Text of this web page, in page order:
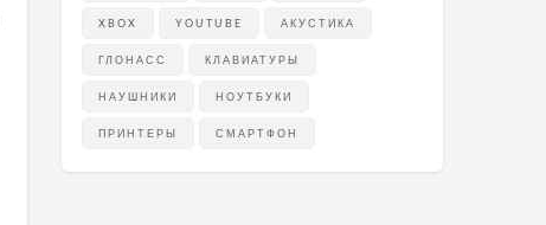
XBOX YOUTUBE АКУСТИКА
ГЛОНАСС КЛАВИАТУРЫ
НАУШНИКИ НОУТБУКИ
ПРИНТЕРЫ СМАРТФОН